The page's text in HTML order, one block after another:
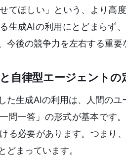
てほしい」という、より高
生成AIの利用にとどまらず
今後の競争力を左右する重要
自律型エージェントの
た生成AIの利用は、人間の
問一答」の形式が基本です
る必要があります。つまり
どまっています。